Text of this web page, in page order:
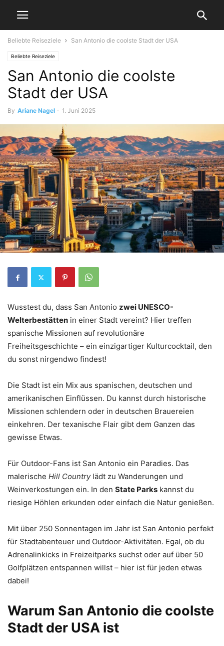
Beliebte Reiseziele San Antonio die coolste Stadt der USA
Beliebte Reiseziele
San Antonio die coolste
Stadt der USA
By Ariane Nagel - 1. Juni 2025
Wusstest du, dass San Antonio zwei UNESCO-
Welterbestätten in einer Stadt vereint? Hier treffen
spanische Missionen auf revolutionäre
Freiheitsgeschichte – ein einzigartiger Kulturcocktail, den
du sonst nirgendwo findest!
Die Stadt ist ein Mix aus spanischen, deutschen und
amerikanischen Einflüssen. Du kannst durch historische
Missionen schlendern oder in deutschen Brauereien
einkehren. Der texanische Flair gibt dem Ganzen das
gewisse Etwas.
Für Outdoor-Fans ist San Antonio ein Paradies. Das
malerische Hill Countrylädt zu Wanderungen und
Weinverkostungen ein. In den State Parks kannst du
riesige Höhlen erkunden oder einfach die Natur genießen.
Mit über 250 Sonnentagen im Jahr ist San Antonio perfekt
für Stadtabenteuer und Outdoor-Aktivitäten. Egal, ob du
Adrenalinkicks in Freizeitparks suchst oder auf über 50
Golfplätzen entspannen willst – hier ist für jeden etwas
dabei!
Warum San Antonio die coolste
Stadt der USA ist